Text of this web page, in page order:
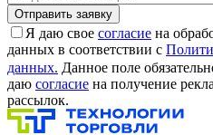
Я даю свое согласие на
данных в соответствии с
данных. Данное поле
даю согласие на получение
рассылок.